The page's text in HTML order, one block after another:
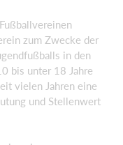
zum Zwecke der
in den
bis unter 18 Jahre
vielen Jahren eine
und Stellenwert